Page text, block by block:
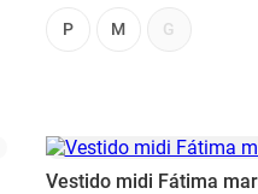
P M G
Vestido midi Fátima